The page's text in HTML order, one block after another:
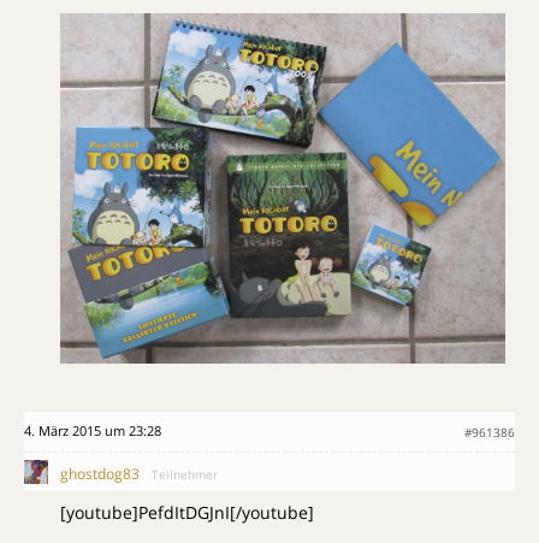
4. März 2015 um 23:28 #961386
ghostdog83 Teilnehmer
[youtube]PefdItDGJnI[/youtube]